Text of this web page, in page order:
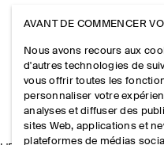
AVANT DE COMMENCER
Nous avons recours aux
d'autres technologies de
vous offrir toutes les
personnaliser votre
analyses et diffuser des
sites Web, applications et
plateformes de médias